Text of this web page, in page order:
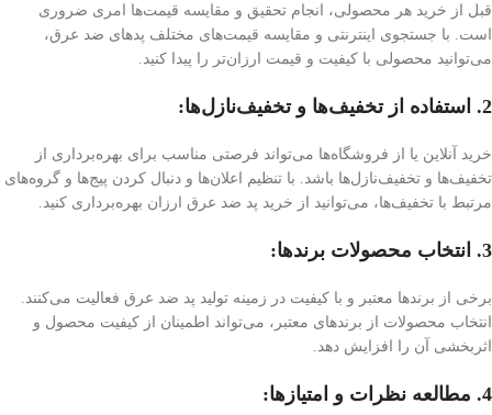
قبل از خرید هر محصولی، انجام تحقیق و مقایسه قیمت‌ها امری ضروری
است. با جستجوی اینترنتی و مقایسه قیمت‌های مختلف پد‌های ضد عرق،
می‌توانید محصولی با کیفیت و قیمت ارزان‌تر را پیدا کنید.
2. استفاده از تخفیف‌ها و تخفیف‌نازل‌ها:
خرید آنلاین یا از فروشگاه‌ها می‌تواند فرصتی مناسب برای بهره‌برداری از
تخفیف‌ها و تخفیف‌نازل‌ها باشد. با تنظیم اعلان‌ها و دنبال کردن پیج‌ها و گروه‌های
مرتبط با تخفیف‌ها، می‌توانید از خرید پد ضد عرق ارزان بهره‌برداری کنید.
3. انتخاب محصولات برندها:
برخی از برندها معتبر و با کیفیت در زمینه تولید پد ضد عرق فعالیت می‌کنند.
انتخاب محصولات از برندهای معتبر، می‌تواند اطمینان از کیفیت محصول و
اثربخشی آن را افزایش دهد.
4. مطالعه نظرات و امتیازها: